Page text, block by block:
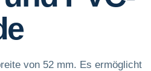
von 52 mm. Es ermöglicht